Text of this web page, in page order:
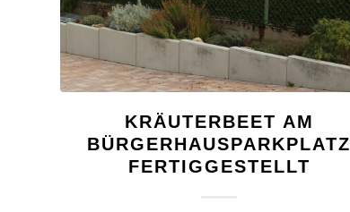
KRÄUTERBEET AM
BÜRGERHAUSPARKPLATZ
FERTIGGESTELLT